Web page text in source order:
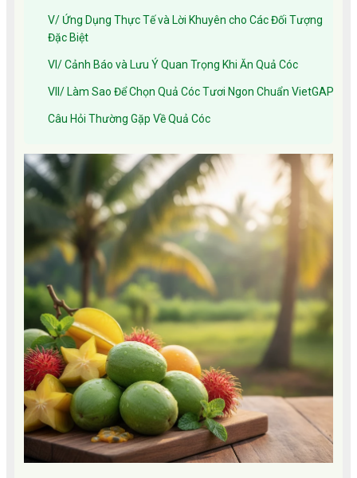
V/ Ứng Dụng Thực Tế và Lời Khuyên cho Các Đối Tượng
Đặc Biệt
VI/ Cảnh Báo và Lưu Ý Quan Trọng Khi Ăn Quả Cóc
VII/ Làm Sao Để Chọn Quả Cóc Tươi Ngon Chuẩn VietGAP
Câu Hỏi Thường Gặp Về Quả Cóc